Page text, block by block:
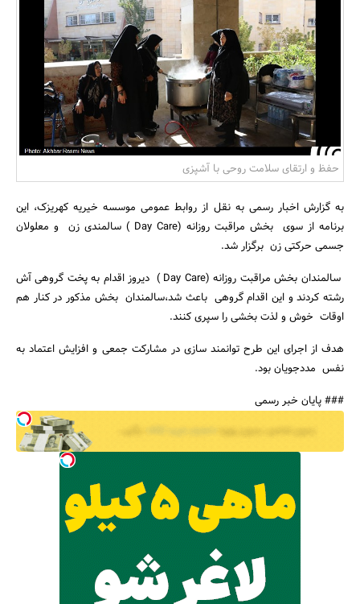
بانک، بیمه و سرمایه
مسکن و ساختمان
حفظ و ارتقای سلامت روحی با آشپزی
به گزارش اخبار رسمی به نقل از روابط عمومی موسسه خیریه کهریزک، این
برنامه از سوی بخش مراقبت روزانه (Day Care ) سالمندی زن و معلولان
جسمی حرکتی زن برگزار شد.
سالمندان بخش مراقبت روزانه (Day Care ) دیروز اقدام به پخت گروهی آش
رشته کردند و این اقدام گروهی باعث شد،سالمندان بخش مذکور در کنار هم
اوقات خوش و لذت بخشی را سپری کنند.
هدف از اجرای این طرح توانمند سازی در مشارکت جمعی و افزایش اعتماد به
نفس مددجویان بود.
### پایان خبر رسمی